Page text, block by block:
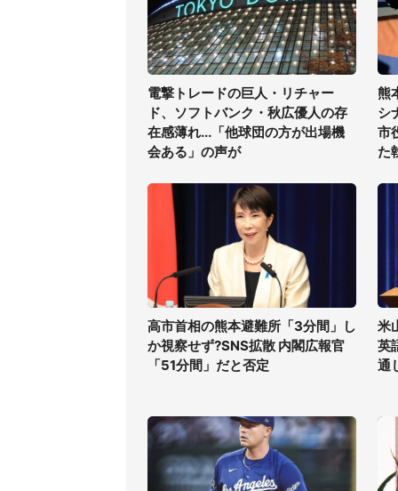
電撃トレードの巨人・リチャー
ド、ソフトバンク・秋広優人の存
在感薄れ...「他球団の方が出場機
会ある」の声が
熊
シ
市
た
高市首相の熊本避難所「3分間」し
か視察せず?SNS拡散 内閣広報官
「51分間」だと否定
米
英
通